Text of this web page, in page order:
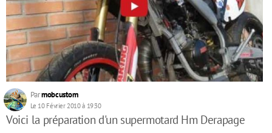
Parmobcustom
Le 10 Février 2010 à 19:30
Voici la préparation d'un supermotard Hm Derapage